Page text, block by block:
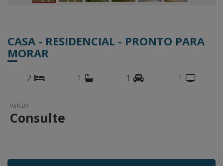
CASA - RESIDENCIAL - PRONTO PARA
MORAR
2 1 1 1
VENDA
Consulte